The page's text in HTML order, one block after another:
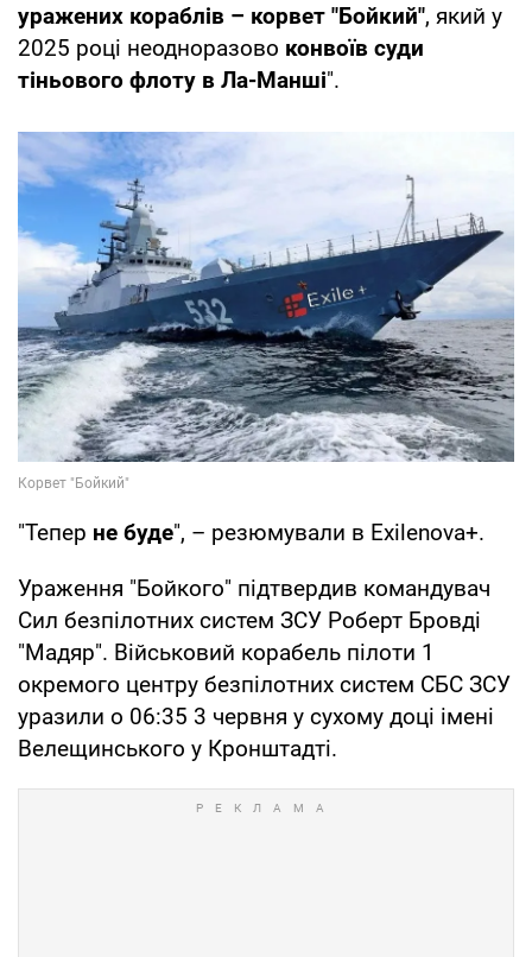
уражених кораблів – корвет "Бойкий", який у
2025 році неодноразово конвоїв суди
тіньового флоту в Ла-Манші".
"Тепер не буде", – резюмували в Exilenova+.
Ураження "Бойкого" підтвердив командувач
Сил безпілотних систем ЗСУ Роберт Бровді
"Мадяр". Військовий корабель пілоти 1
окремого центру безпілотних систем СБС ЗСУ
уразили о 06:35 3 червня у сухому доці імені
Велещинського у Кронштадті.